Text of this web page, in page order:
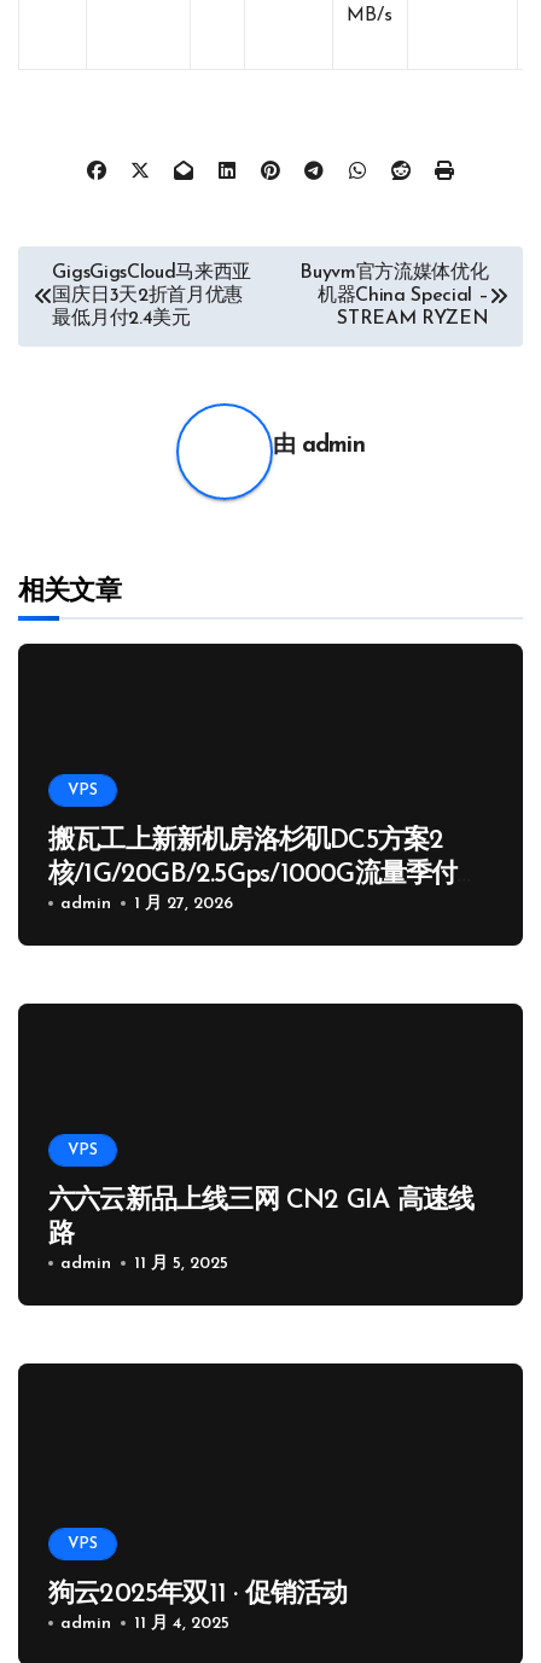
MB/s
章
导
GigsGigsCloud马来西亚
国庆日3天2折首月优惠
最低月付2.4美元
Buyvm官方流媒体优化
机器China Special –
STREAM RYZEN
由 admin
相关文章
VPS
搬瓦工上新新机房洛杉矶DC5方案2
核/1G/20GB/2.5Gps/1000G流量季付
65.89 USD
admin 1 月 27, 2026
VPS
六六云新品上线三网 CN2 GIA 高速线
路
admin 11 月 5, 2025
VPS
狗云2025年双11 · 促销活动
admin 11 月 4, 2025